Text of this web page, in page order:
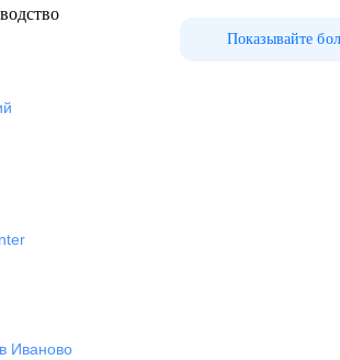
Показывайте
Иваново